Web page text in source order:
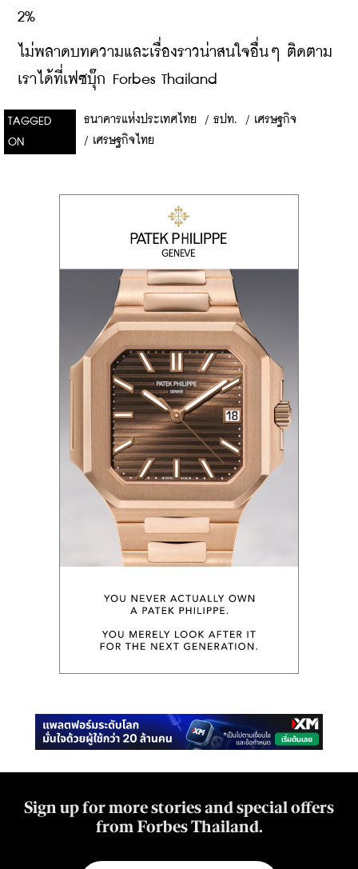
2%
ไม่พลาดบทความและเรื่องราวน่าสนใจอื่นๆ ติดตาม
เราได้ที่เฟซบุ๊ก Forbes Thailand
TAGGED
ON
ธนาคารแห่งประเทศไทย / ธปท. / เศรษฐกิจ
/ เศรษฐกิจไทย
Sign up for more stories and special offers
from Forbes Thailand.